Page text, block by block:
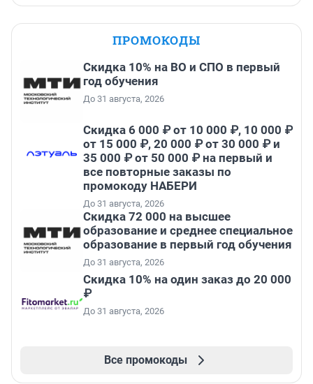
ПРОМОКОДЫ
Скидка 10% на ВО и СПО в первый
год обучения
До 31 августа, 2026
Скидка 6 000 ₽ от 10 000 ₽, 10 000 ₽
от 15 000 ₽, 20 000 ₽ от 30 000 ₽ и
35 000 ₽ от 50 000 ₽ на первый и
все повторные заказы по
промокоду НАБЕРИ
До 31 августа, 2026
Скидка 72 000 на высшее
образование и среднее специальное
образование в первый год обучения
До 31 августа, 2026
Скидка 10% на один заказ до 20 000
₽
До 31 августа, 2026
Все промокоды